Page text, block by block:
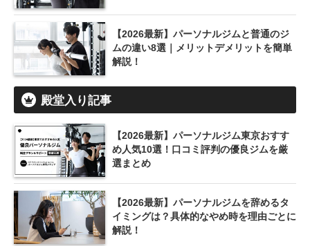
【2026最新】パーソナルジムと普通のジ
ムの違い8選｜メリットデメリットを簡単
解説！
殿堂入り記事
【2026最新】パーソナルジム東京おすす
め人気10選！口コミ評判の優良ジムを厳
選まとめ
【2026最新】パーソナルジムを辞めるタ
イミングは？具体的なやめ時を理由ごとに
解説！